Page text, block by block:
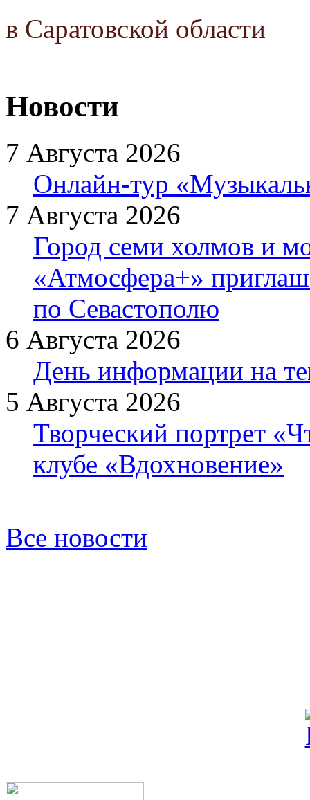
в Саратовской области
Новости
7 Августа 2026
Онлайн-тур
7 Августа 2026
Город семи холмов и
«Атмосфера+»
по Севастополю
6 Августа 2026
День информации на
5 Августа 2026
Творческий портрет
клубе «Вдохновение»
Все новости